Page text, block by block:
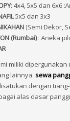
: 4x4, 5x5 dan 6x6
5x5 dan 3x3
(Semi Dekor,
(Rumbai): Aneka
miliki
lainnya. sewa
dengan
alas dasar